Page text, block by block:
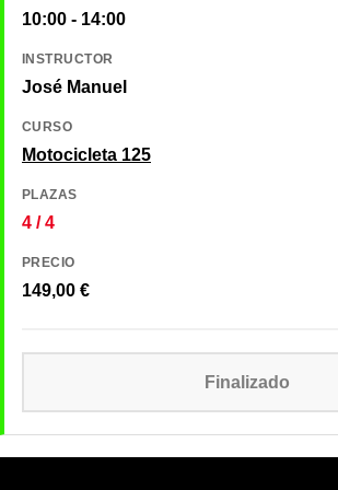
10:00 - 14:00
INSTRUCTOR
José Manuel
CURSO
Motocicleta 125
PLAZAS
4 / 4
PRECIO
149,00 €
Finalizado